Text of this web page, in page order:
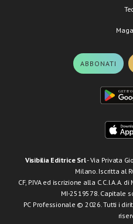
ABBONATI
Visibilia Editrice Srl- Via Privata
Milano. Iscritta al
CF, P.IVA ed iscrizione alla C.C.I.A.A.
MI-2519578. Capitale
PC Professionale © 2026. Tutti i